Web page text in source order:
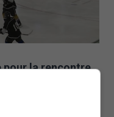
pour la rencontre
du Service
et d’anciens